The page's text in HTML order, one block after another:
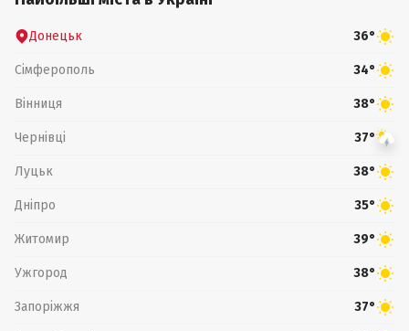
Донецьк 36°
Сімферополь 34°
Вінниця 38°
Чернівці 37°
Луцьк 38°
Дніпро 35°
Житомир 39°
Ужгород 38°
Запоріжжя 37°